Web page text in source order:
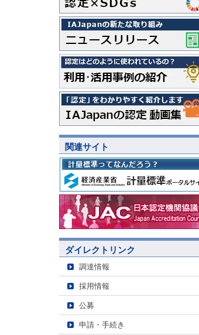
関連サイト
ダイレクトリンク
調達情報
採用情報
公募
申請・手続き